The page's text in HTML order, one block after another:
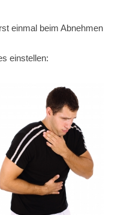
einmal beim Abnehmen
einstellen: